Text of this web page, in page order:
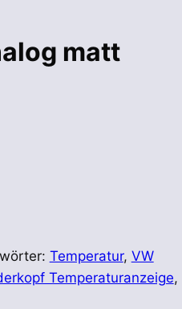
matt
Temperatur, VW
Temperaturanzeige,